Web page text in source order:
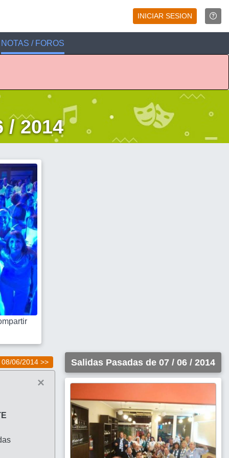
INICIAR SESION
NOTAS / FOROS
/ 2014
08/06/2014 >>
×
Salidas Pasadas de 07 / 06 / 2014